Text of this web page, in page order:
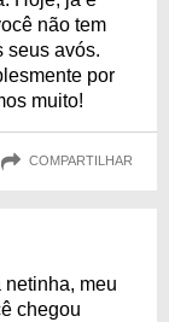
não tem
seus avós.
por
muito!
COMPARTILHAR
meu
chegou